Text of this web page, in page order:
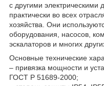
с другими электрическими
практически во всех
хозяйства. Они
оборудования, насосов,
эскалаторов и многих
Основные технические
– привязка мощности и
ГОСТ Р 51689-2000;